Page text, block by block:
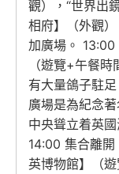
觀），“世界出
相府】（外觀
加廣場。 13:00
（遊覽+午餐
有大量鴿子駐
廣場是為紀念
中央聳立着英
14:00 集合離
英博物館】（